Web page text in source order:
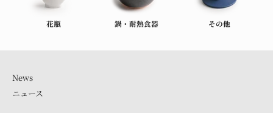
花瓶 鍋・耐熱食器 その他
ニュース